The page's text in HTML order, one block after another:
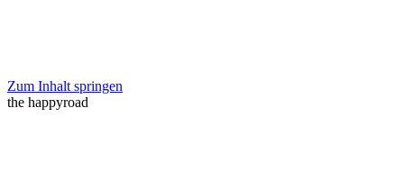
Zum Inhalt springen
the happyroad